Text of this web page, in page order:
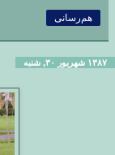
هم‌رسانی
۱۳۸۷ شهریور ۳۰, شنبه